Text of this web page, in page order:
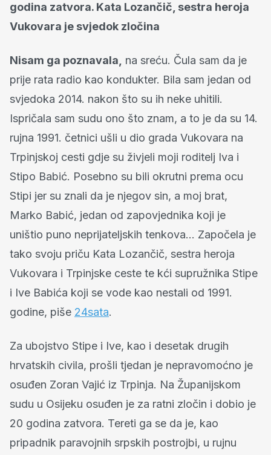
godina zatvora. Kata Lozančič, sestra heroja
Vukovara je svjedok zločina
Nisam ga poznavala, na sreću. Čula sam da je
prije rata radio kao kondukter. Bila sam jedan od
svjedoka 2014. nakon što su ih neke uhitili.
Ispričala sam sudu ono što znam, a to je da su 14.
rujna 1991. četnici ušli u dio grada Vukovara na
Trpinjskoj cesti gdje su živjeli moji roditelj Iva i
Stipo Babić. Posebno su bili okrutni prema ocu
Stipi jer su znali da je njegov sin, a moj brat,
Marko Babić, jedan od zapovjednika koji je
uništio puno neprijateljskih tenkova... Započela je
tako svoju priču Kata Lozančič, sestra heroja
Vukovara i Trpinjske ceste te kći supružnika Stipe
i Ive Babića koji se vode kao nestali od 1991.
godine, piše 24sata.
Za ubojstvo Stipe i Ive, kao i desetak drugih
hrvatskih civila, prošli tjedan je nepravomoćno je
osuđen Zoran Vajić iz Trpinja. Na Županijskom
sudu u Osijeku osuđen je za ratni zločin i dobio je
20 godina zatvora. Tereti ga se da je, kao
pripadnik paravojnih srpskih postrojbi, u rujnu